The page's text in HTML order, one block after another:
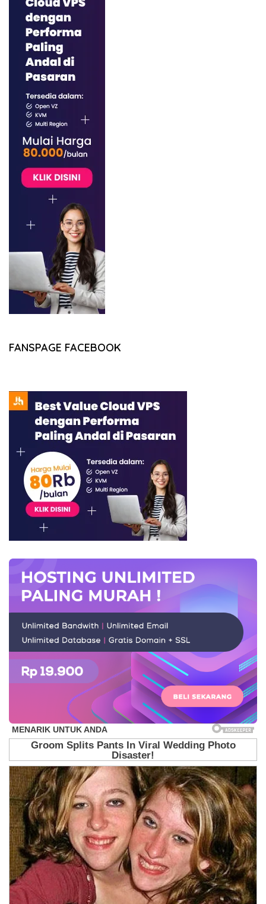
FANSPAGE FACEBOOK